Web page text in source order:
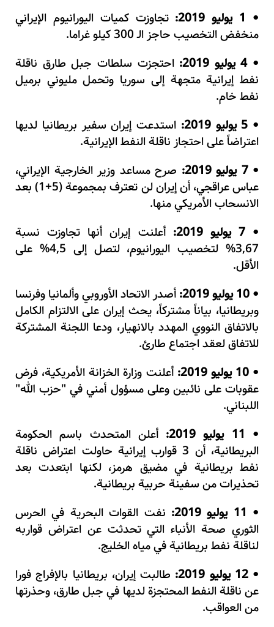
• 1 يوليو 2019:
تجاوزت كميات اليورانيوم الإيراني
منخفض التخصيب حاجز الـ 300 كيلو غراما.
•4 يوليو 2019:
احتجزت سلطات جبل طارق ناقلة
نفط إيرانية متجهة إلى سوريا وتحمل مليوني برميل
نفط خام.
• 5 يوليو 2019:
استدعت إيران سفير بريطانيا لديها
اعتراضاً على احتجاز ناقلة النفط الإيرانية.
•7 يوليو 2019:
صرح مساعد وزير الخارجية الإيراني،
عباس عراقجي، أن إيران لن تعترف بمجموعة (5+1) بعد
الانسحاب الأمريكي منها.
•7 يوليو 2019:
أعلنت إيران أنها تجاوزت نسبة
3,67% لتخصيب اليورانيوم، لتصل إلى 4,5% على
الأقل.
• 10 يوليو 2019:
أصدر الاتحاد الأوروبي وألمانيا وفرنسا
وبريطانيا، بياناً مشتركاً، يحث إيران على الالتزام الكامل
بالاتفاق النووي المهدد بالانهيار، ودعا اللجنة المشتركة
للاتفاق لعقد اجتماع طارئ.
•10 يوليو 2019:
أعلنت وزارة الخزانة الأمريكية، فرض
عقوبات على نائبين وعلى مسؤول أمني في "حزب الله"
اللبناني.
• 11 يوليو 2019:
أعلن المتحدث باسم الحكومة
البريطانية، أن 3 قوارب إيرانية حاولت اعتراض ناقلة
نفط بريطانية في مضيق هرمز، لكنها ابتعدت بعد
تحذيرات من سفينة حربية بريطانية.
• 11 يوليو 2019:
نفت القوات البحرية في الحرس
الثوري صحة الأنباء التي تحدثت عن اعتراض قواربه
لناقلة نفط بريطانية في مياه الخليج.
•12 يوليو 2019:
طالبت إيران، بريطانيا بالإفراج فورا
عن ناقلة النفط المحتجزة لديها في جبل طارق، وحذرتها
من العواقب.